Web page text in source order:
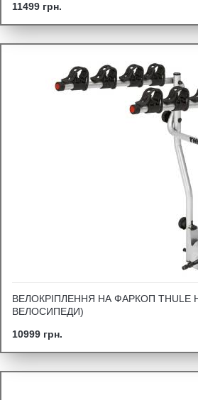
11499 грн.
ВЕЛОКРІПЛЕННЯ НА ФАРКОП THULE
ВЕЛОСИПЕДИ)
10999 грн.